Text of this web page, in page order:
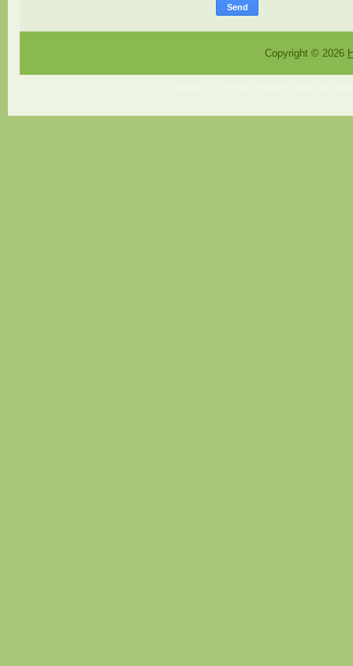
Copyright © 2026